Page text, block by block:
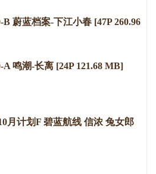
B 蔚蓝档案-下江小春 [47P 260.96
A 鸣潮-长离 [24P 121.68 MB]
月计划F 碧蓝航线 信浓 兔女郎